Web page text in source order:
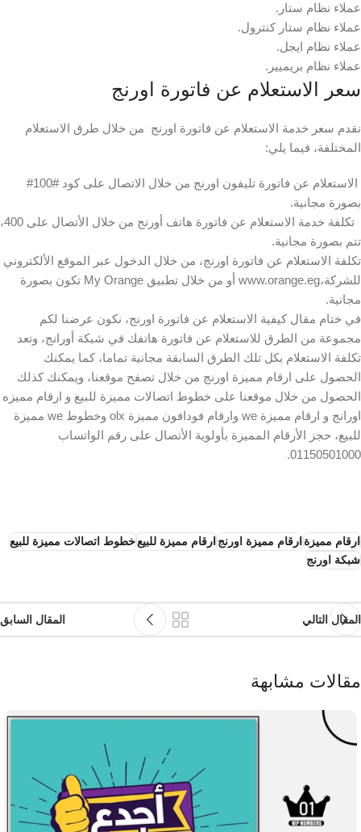
عملاء نظام ستار.
عملاء نظام ستار كنترول.
عملاء نظام ايجل.
عملاء نظام بريميير.
سعر الاستعلام عن فاتورة اورنج
نقدم سعر خدمة الاستعلام عن فاتورة اورنج من خلال طرق الاستعلام
المختلفة، فيما يلي:
الاستعلام عن فاتورة تليفون اورنج من خلال الاتصال على كود #100#
بصورة مجانية.
تكلفة خدمة الاستعلام عن فاتورة هاتف أورنج من خلال الأتصال على 400،
تتم بصورة مجانية.
تكلفة الاستعلام عن فاتورة اورنج، من خلال الدخول عبر الموقع الألكتروني
للشركة،www.orange.eg أو من خلال تطبيق My Orange تكون بصورة
مجانية.
في ختام مقال كيفية الاستعلام عن فاتورة اورنج، نكون عرضنا لكم
مجموعة من الطرق للاستعلام عن فاتورة هاتفك في شبكة أورانج، وتعد
تكلفة الاستعلام بكل تلك الطرق السابقة مجانية تماما، كما يمكنك
الحصول على ارقام مميزة اورنج من خلال تصفح موقعنا، ويمكنك كذلك
الحصول من خلال موقعنا على خطوط اتصالات مميزة للبيع و ارقام مميزه
اورانج و ارقام مميزة we وارقام فودافون مميزة olx وخطوط we مميزة
للبيع، حجز الأرقام المميزة بأولوية الأتصال على رقم الواتساب
01150501000.
ارقام مميزة ارقام مميزة اورنج ارقام مميزة للبيعخطوط اتصالات مميزة للبيع
شبكة اورنج
المقال التالي المقال السابق
مقالات مشابهة